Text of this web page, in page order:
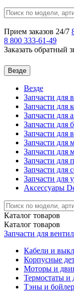
Прием заказов 24/7
8 800 333-61-49
Заказать обратный
Везде
Везде
Запчасти для
Запчасти для
Запчасти для
Запчасти для
Запчасти для
Запчасти для
Запчасти для
Запчасти для
Запчасти для
Запчасти для
Аксессуары
Каталог товаров
Каталог товаров
Запчасти для
Кабели и
Корпусные
Моторы и
Термостаты и
Тэны и